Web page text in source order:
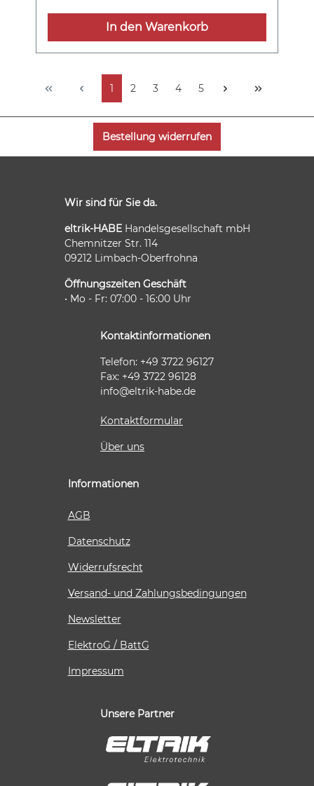
4x16 mm für Bänder mit einer Bandlänge
von 520 und 610 mm und einer Bandbreite
von 3, 6 oder 9 mm.
In den Warenkorb
1 2 3 4 5
Bestellung widerrufen
Wir sind für Sie da.
eltrik-HABEHandelsgesellschaft mbH
Chemnitzer Str. 114
09212 Limbach-Oberfrohna
Öffnungszeiten Geschäft
• Mo - Fr: 07:00 - 16:00 Uhr
Kontaktinformationen
Telefon: +49 3722 96127
Fax: +49 3722 96128
info@eltrik-habe.de
Kontaktformular
Über uns
Informationen
AGB
Datenschutz
Widerrufsrecht
Versand- und Zahlungsbedingungen
Newsletter
ElektroG / BattG
Impressum
Unsere Partner